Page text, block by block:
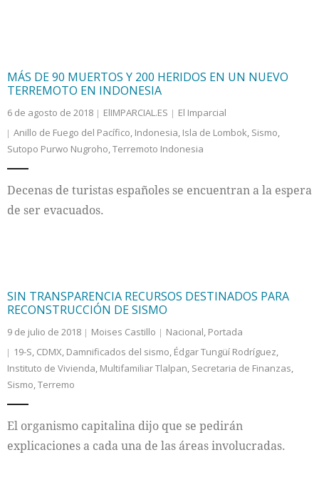
MÁS DE 90 MUERTOS Y 200 HERIDOS EN UN NUEVO
TERREMOTO EN INDONESIA
6 de agosto de 2018 ElIMPARCIAL.ES
El Imparcial
Anillo de Fuego del Pacífico, Indonesia, Isla de Lombok, Sismo,
Sutopo Purwo Nugroho,Terremoto Indonesia
Decenas de turistas españoles se encuentran a la espera
de ser evacuados.
SIN TRANSPARENCIA RECURSOS DESTINADOS PARA
RECONSTRUCCIÓN DE SISMO
9 de julio de 2018 Moises Castillo Nacional, Portada
19-S, CDMX, Damnificados del sismo, Édgar Tungüí Rodríguez,
Instituto de Vivienda, Multifamiliar Tlalpan, Secretaria de Finanzas,
Sismo,Terremo
El organismo capitalina dijo que se pedirán
explicaciones a cada una de las áreas involucradas.